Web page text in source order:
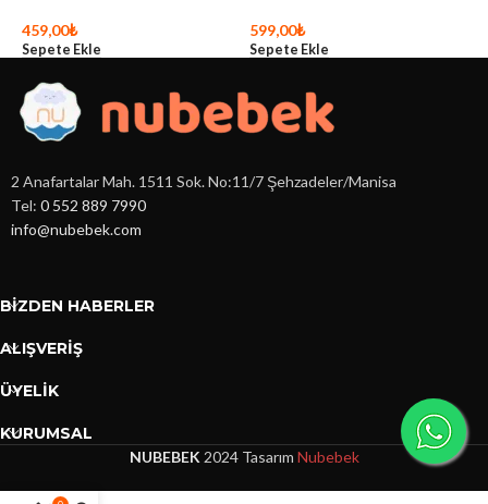
459,00₺
Sepete Ekle
599,00₺
Sepete Ekle
2 Anafartalar Mah. 1511 Sok. No:11/7 Şehzadeler/Manisa
Tel: 0 552 889 7990
info@nubebek.com
BIZDEN HABERLER
ALIŞVERİŞ
ÜYELİK
KURUMSAL
NUBEBEK 2024 Tasarım Nubebek